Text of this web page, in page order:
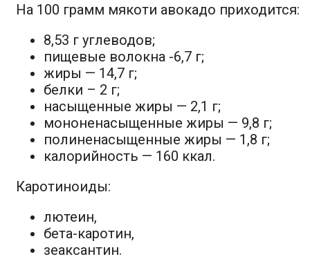
На 100 грамм мякоти авокадо приходится:
8,53 г углеводов;
пищевые волокна -6,7 г;
жиры — 14,7 г;
белки – 2 г;
насыщенные жиры — 2,1 г;
мононенасыщенные жиры — 9,8 г;
полиненасыщенные жиры — 1,8 г;
калорийность — 160 ккал.
Каротиноиды:
лютеин,
бета-каротин,
зеаксантин.